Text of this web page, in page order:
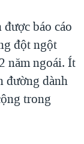
báo cáo
đột ngột
năm ngoái. Ít
đường dành
trong